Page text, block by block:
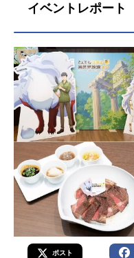
イベントレポート
ポスト